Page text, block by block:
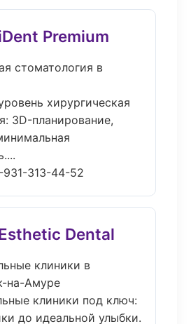
Premium
стоматология в
хирургическая
3D-планирование,
931-313-44-52
Dental
клиники в
на-Амуре
клиники под ключ:
до идеальной улыбки.